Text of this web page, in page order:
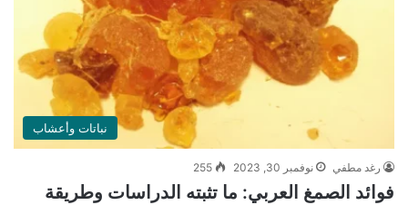
نباتات وأعشاب
رغد مطفي نوفمبر 30, 2023 255
فوائد الصمغ العربي: ما تثبته الدراسات وطريقة